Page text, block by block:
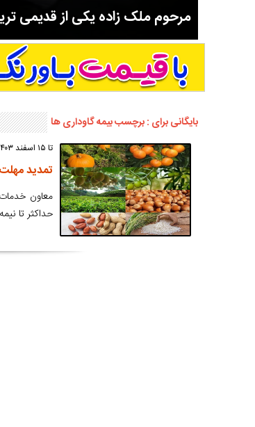
مرحوم ملک زاده یکی از قدیمی
سوادآموزی و عضو موسس مدرسه اورنگ سیاهکل نیز بود و در سال
بایگانی برای : برچسب بیمه گاوداری ها
تا ۱۵ اسفند ۱۴۰۳
تمدید
معاون
حداکثر تا